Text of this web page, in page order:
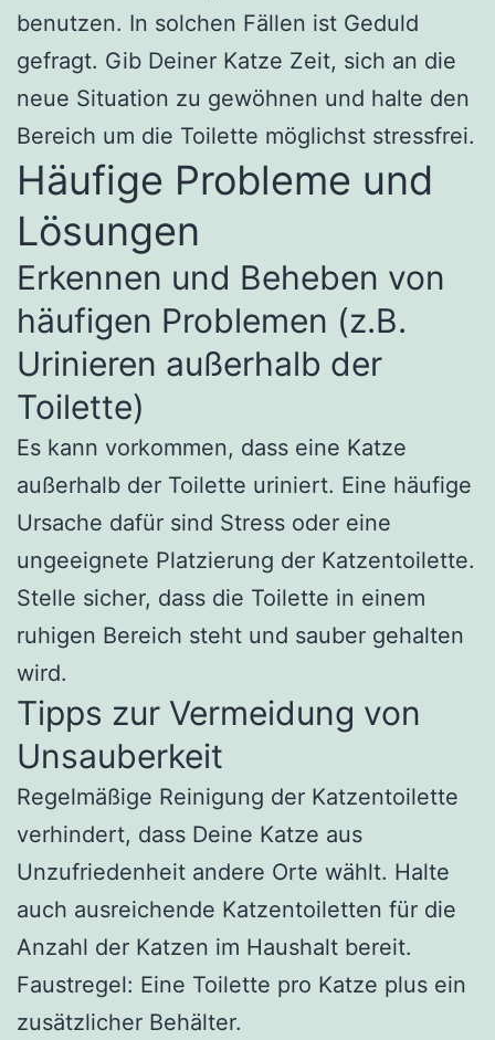
benutzen. In solchen Fällen ist Geduld
gefragt. Gib Deiner Katze Zeit, sich an die
neue Situation zu gewöhnen und halte den
Bereich um die Toilette möglichst stressfrei.
Häufige Probleme und
Lösungen
Erkennen und Beheben von
häufigen Problemen (z.B.
Urinieren außerhalb der
Toilette)
Es kann vorkommen, dass eine Katze
außerhalb der Toilette uriniert. Eine häufige
Ursache dafür sind Stress oder eine
ungeeignete Platzierung der Katzentoilette.
Stelle sicher, dass die Toilette in einem
ruhigen Bereich steht und sauber gehalten
wird.
Tipps zur Vermeidung von
Unsauberkeit
Regelmäßige Reinigung der Katzentoilette
verhindert, dass Deine Katze aus
Unzufriedenheit andere Orte wählt. Halte
auch ausreichende Katzentoiletten für die
Anzahl der Katzen im Haushalt bereit.
Faustregel: Eine Toilette pro Katze plus ein
zusätzlicher Behälter.